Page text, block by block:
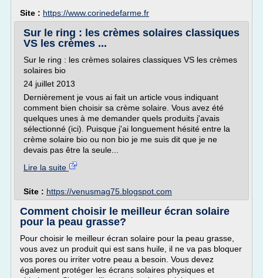
Site : https://www.corinedefarme.fr
Sur le ring : les crèmes solaires classiques
VS les crèmes ...
Sur le ring : les crèmes solaires classiques VS les crèmes
solaires bio
24 juillet 2013
Dernièrement je vous ai fait un article vous indiquant
comment bien choisir sa crème solaire. Vous avez été
quelques unes à me demander quels produits j'avais
sélectionné (ici). Puisque j'ai longuement hésité entre la
crème solaire bio ou non bio je me suis dit que je ne
devais pas être la seule...
Lire la suite
Site : https://venusmag75.blogspot.com
Comment choisir le meilleur écran solaire
pour la peau grasse?
Pour choisir le meilleur écran solaire pour la peau grasse,
vous avez un produit qui est sans huile, il ne va pas bloquer
vos pores ou irriter votre peau a besoin. Vous devez
également protéger les écrans solaires physiques et